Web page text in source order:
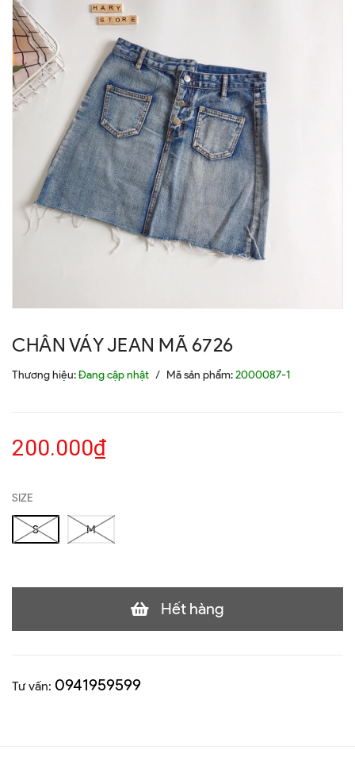
CHÂN VÁY JEAN MÃ 6726
Thương hiệu:Đang cập nhật / Mã sản phẩm:2000087-1
200.000₫
SIZE
S M
Hết hàng
Tư vấn: 0941959599